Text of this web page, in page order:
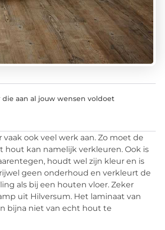
aan al jouw wensen voldoet
ook veel werk aan. Zo moet de
hout kan namelijk verkleuren. Ook is
houdt wel zijn kleur en is
geen onderhoud en verkleurt de
als bij een houten vloer. Zeker
uit Hilversum. Het laminaat van
bijna niet van echt hout te